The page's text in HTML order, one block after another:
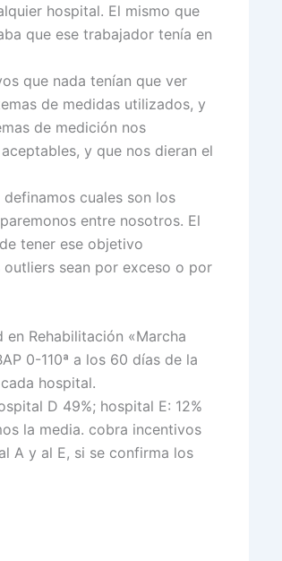
hospital. El mismo que
que ese trabajador tenía en
que nada tenían que ver
de medidas utilizados, y
de medición nos
y que nos dieran el
cuales son los
entre nosotros. El
tener ese objetivo
sean por exceso o por
Rehabilitación «Marcha
0-110ª a los 60 días de la
hospital.
D 49%; hospital E: 12%
la media. cobra incentivos
A y al E, si se confirma los